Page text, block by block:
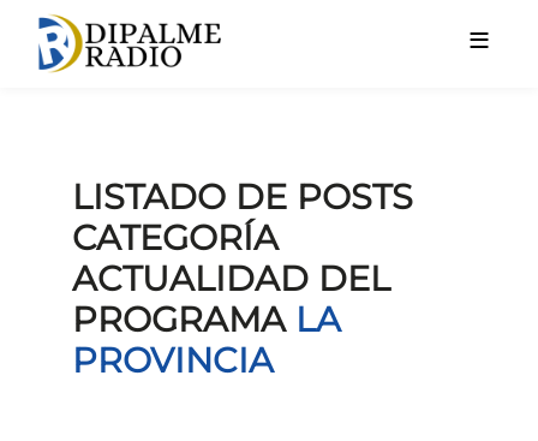
LISTADO DE POSTS
CATEGORÍA
ACTUALIDAD DEL
PROGRAMA LA
PROVINCIA